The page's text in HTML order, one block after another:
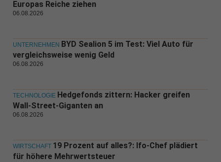
Europas Reiche ziehen
06.08.2026
UNTERNEHMEN BYD Sealion 5 im Test: Viel Auto für
vergleichsweise wenig Geld
06.08.2026
TECHNOLOGIE Hedgefonds zittern: Hacker greifen
Wall-Street-Giganten an
06.08.2026
WIRTSCHAFT 19 Prozent auf alles?: Ifo-Chef plädiert
für höhere Mehrwertsteuer